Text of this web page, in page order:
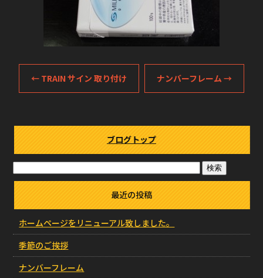
← TRAIN サイン 取り付け ナンバーフレーム →
ブログトップ
最近の投稿
ホームページをリニューアル致しました。
季節のご挨拶
ナンバーフレーム